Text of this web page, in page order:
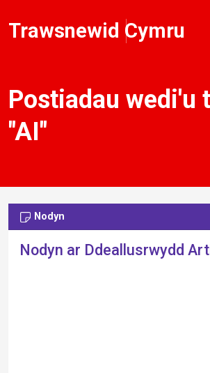
Trawsnewid Cymru
Postiadau wedi'u
"AI"
Nodyn
Nodyn ar Ddeallusrwydd